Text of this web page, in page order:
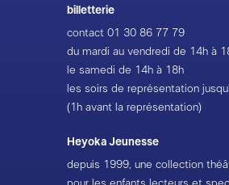
billetterie
contact01 30 86 77 79
du mardi au vendredi de 14h à
le samedi de 14h à 18h
les soirs de représentation
(1h avant la représentation)
Heyoka Jeunesse
depuis 1999, une collection